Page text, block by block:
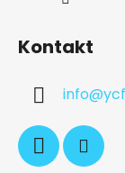
Kontakt
info@